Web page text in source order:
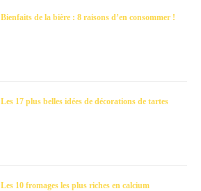
Bienfaits de la bière : 8 raisons d’en consommer !
Les 17 plus belles idées de décorations de tartes
Les 10 fromages les plus riches en calcium